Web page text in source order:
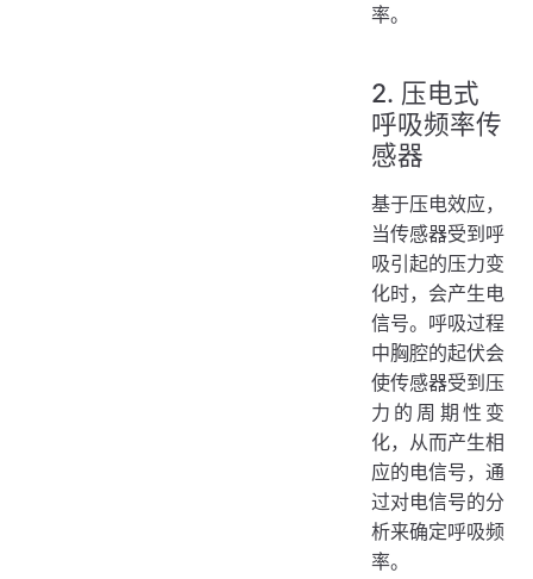
率。
2. 压电式
呼吸频率传
感器
基于压电效应，
当传感器受到呼
吸引起的压力变
化时，会产生电
信号。呼吸过程
中胸腔的起伏会
使传感器受到压
力的周期性变
化，从而产生相
应的电信号，通
过对电信号的分
析来确定呼吸频
率。